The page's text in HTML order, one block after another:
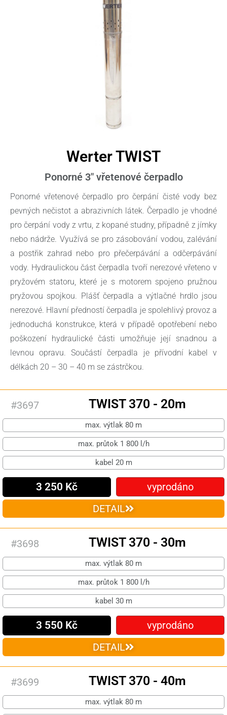
Werter TWIST
Ponorné 3" vřetenové čerpadlo
Ponorné vřetenové čerpadlo pro čerpání čisté vody bez
pevných nečistot a abrazivních látek. Čerpadlo je vhodné
pro čerpání vody z vrtu, z kopané studny, případně z jímky
nebo nádrže. Využívá se pro zásobování vodou, zalévání
a postřik zahrad nebo pro přečerpávání a odčerpávání
vody. Hydraulickou část čerpadla tvoří nerezové vřeteno v
pryžovém statoru, které je s motorem spojeno pružnou
pryžovou spojkou. Plášť čerpadla a výtlačné hrdlo jsou
nerezové. Hlavní předností čerpadla je spolehlivý provoz a
jednoduchá konstrukce, která v případě opotřebení nebo
poškození hydraulické části umožňuje její snadnou a
levnou opravu. Součástí čerpadla je přívodní kabel v
délkách 20 – 30 – 40 m se zástrčkou.
#3697 TWIST 370 - 20m
max. výtlak 80 m
max. průtok 1 800 l/h
kabel 20 m
3 250 Kč
vyprodáno
DETAIL
#3698 TWIST 370 - 30m​
max. výtlak 80 m
max. průtok 1 800 l/h
kabel 30 m
3 550 Kč
vyprodáno
DETAIL
#3699 TWIST 370 - 40m​
max. výtlak 80 m